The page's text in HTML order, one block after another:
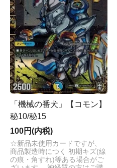
「機械の番犬」【コモン】
秘10/秘15
100円(内税)
☆新品未使用カードですが、
商品製造時につく 初期キズ(線
の痕・角すれ)等ある場合がご